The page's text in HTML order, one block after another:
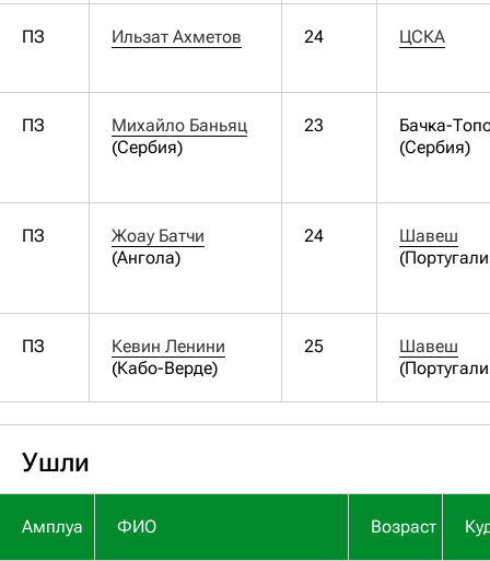
ПЗ Ильзат Ахметов 24 ЦСКА
ПЗ
Михайло Баньяц
(Сербия)
23
Бачка-
(Сербия)
ПЗ
Жоау Батчи
(Ангола)
24
Шавеш
ПЗ
Кевин Ленини
(Кабо-Верде)
25
Шавеш
Ушли
Амплуа ФИО Возраст